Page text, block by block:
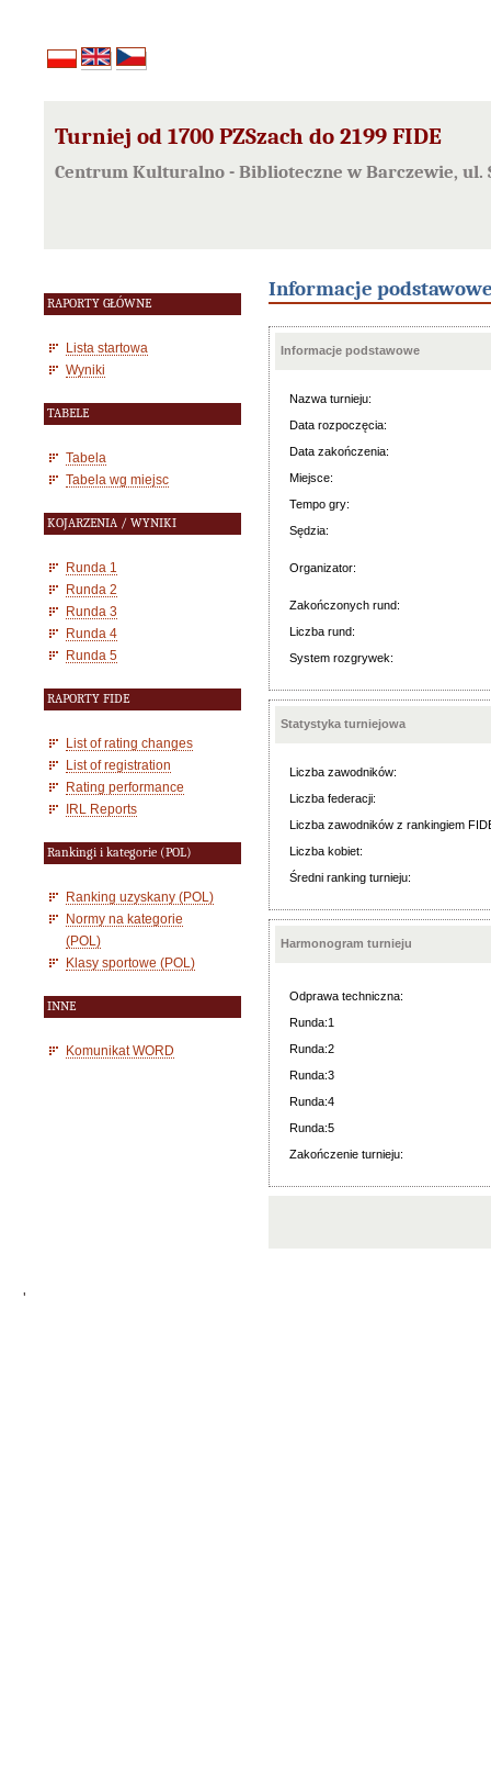
Turniej od 1700 PZSzach do 2199 FIDE
Centrum Kulturalno - Biblioteczne w Barczewie, ul.
RAPORTY GŁÓWNE
Lista startowa
Wyniki
TABELE
Tabela
Tabela wg miejsc
KOJARZENIA / WYNIKI
Runda 1
Runda 2
Runda 3
Runda 4
Runda 5
RAPORTY FIDE
List of rating changes
List of registration
Rating performance
IRL Reports
Rankingi i kategorie (POL)
Ranking uzyskany (POL)
Normy na kategorie
(POL)
Klasy sportowe (POL)
INNE
Komunikat WORD
Informacje
Informacje podstawowe
Nazwa turnieju:
Data rozpoczęcia:
Data zakończenia:
Miejsce:
Tempo gry:
Sędzia:
Organizator:
Zakończonych rund:
Liczba rund:
System rozgrywek:
Statystyka turniejowa
Liczba zawodników:
Liczba federacji:
Liczba zawodników z rankingiem
Liczba kobiet:
Średni ranking turnieju:
Harmonogram turnieju
Odprawa techniczna:
Runda:1
Runda:2
Runda:3
Runda:4
Runda:5
Zakończenie turnieju:
'